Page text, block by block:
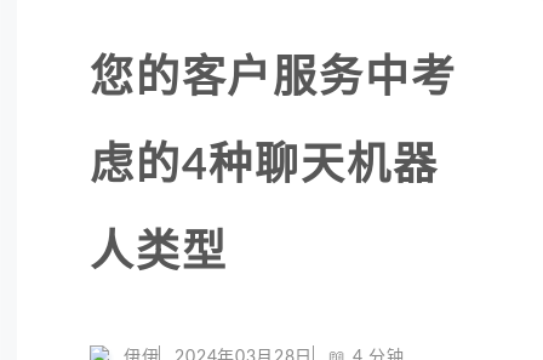
您的客户服务中考
虑的4种聊天机器
人类型